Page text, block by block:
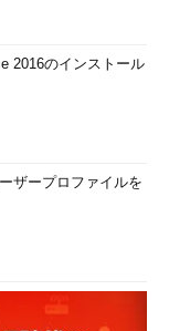
2016のインストール
ザープロファイルを